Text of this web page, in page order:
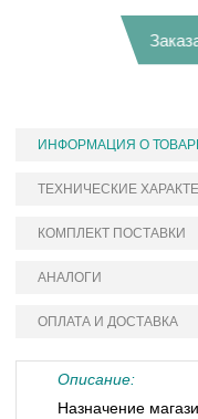
ИНФОРМАЦИЯ О
ТЕХНИЧЕСКИЕ
КОМПЛЕКТ ПОСТАВКИ
АНАЛОГИ
ОПЛАТА И ДОСТАВКА
Описание:
Назначение